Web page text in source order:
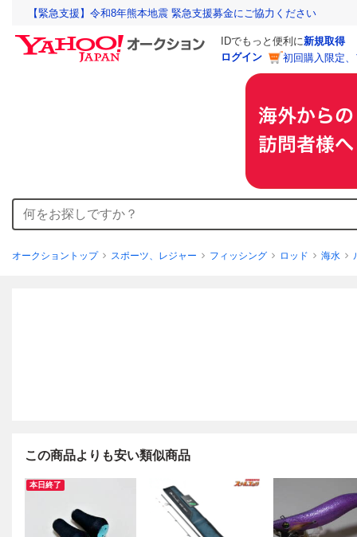
【緊急支援】令和8年熊本地震 緊急支援募金にご協力ください
IDでもっと便利に新規取得
ログイン
初回購入限定
オークショントップ スポーツ、レジャー フィッシング ロッド 海水
この商品よりも安い類似商品
本日終了